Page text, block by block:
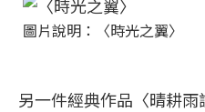
圖片說明：〈時光之翼〉
另一件經典作品〈晴耕